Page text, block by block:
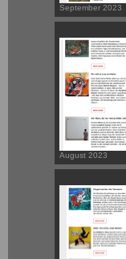
September 2023
August 2023